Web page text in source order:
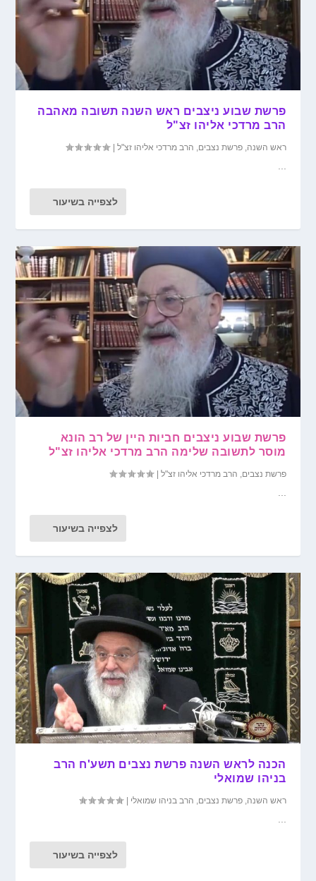
פרשת שבוע ניצבים ראש השנה תשובה מאהבה
הרב מרדכי אליהו זצ"ל
ראש השנה,פרשת נצבים, הרב מרדכי אליהו זצ"ל |
...
לצפייה בשיעור
פרשת שבוע ניצבים חביות היין של רב הונא
מוסר לתשובה שלימה הרב מרדכי אליהו זצ"ל
פרשת נצבים, הרב מרדכי אליהו זצ"ל |
לצפייה בשיעור
הכנה לראש השנה פרשת נצבים תשע'ח הרב
בניהו שמואלי
ראש השנה,פרשת נצבים, הרב בניהו שמואלי |
לצפייה בשיעור